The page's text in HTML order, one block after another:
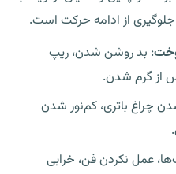
از ادامه حرکت است.
: بد روشن شدن، ریپ
از گرم شدن.
چراغ باتری، کم‌نور شدن
عمل نکردن فن، خرابی